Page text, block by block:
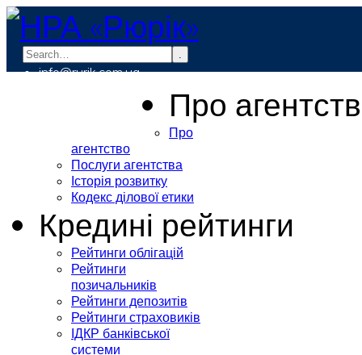
.
info@rurik.com.ua
Про
Про
агентство
Послуги агентства
Історія розвитку
Кодекс ділової етики
Кредині рейтинги
Рейтинги облігацій
Рейтинги
позичальників
Рейтинги депозитів
Рейтинги страховиків
ІДКР банківської
системи